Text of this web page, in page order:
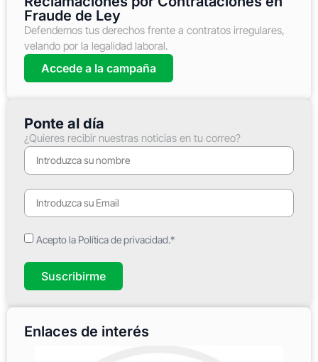
Fraude de Ley
Defendemos tus derechos frente a contratos irregulares,
velando por la legalidad laboral.
Accede a la campaña
Ponte al día
¿Quieres recibir nuestras noticias en tu correo?
Acepto la Política de privacidad.*
Suscribirme
Enlaces de interés